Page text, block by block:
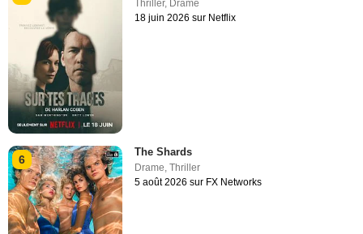
Thriller,
Drame
18 juin 2026 sur Netflix
6
The Shards
Drame,Thriller
5 août 2026 sur FX Networks